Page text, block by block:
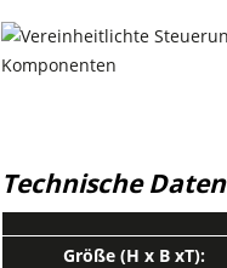
Technische Daten
Größe (H x B xT):